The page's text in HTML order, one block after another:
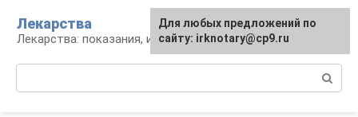
контенту
Лекарства
Лекарства: показания, инструкция, аналоги
Для любых предложений по
сайту: irknotary@cp9.ru